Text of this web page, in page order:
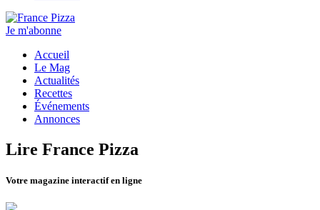
Je m'abonne
Accueil
Le Mag
Actualités
Recettes
Événements
Annonces
Lire France Pizza
Votre magazine interactif en ligne